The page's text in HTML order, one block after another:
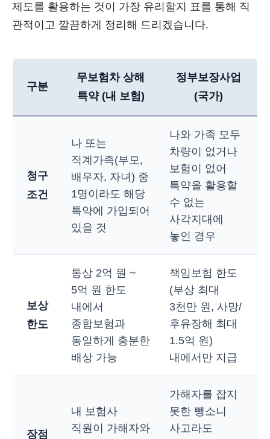
제도를 활용하는 것이 가장 유리할지 표를 통해 직
관적이고 깔끔하게 정리해 드리겠습니다.
구분
무보험차 상해
특약 (내 보험)
정부보장사업
(국가)
청구
조건
나 또는
직계가족(부모,
배우자, 자녀) 중
1명이라도 해당
특약에 가입되어
있을 것
나와 가족 모두
차량이 없거나
보험이 없어
특약을 활용할
수 없는
사각지대에
놓인 경우
보상
한도
통상 2억 원 ~
5억 원 한도
내에서
종합보험과
동일하게 충분한
배상 가능
책임보험 한도
(부상 최대
3천만 원, 사망/
후유장해 최대
1.5억 원)
내에서만 지급
장점
내 보험사
직원이 가해자와
가해자를 잡지
못한 뺑소니
사고라도